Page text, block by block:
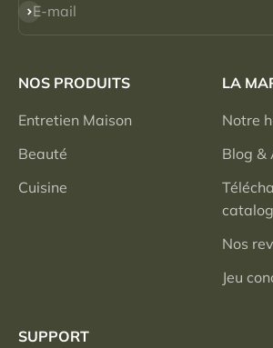
E-mail
S'inscrire
NOS PRODUITS
Entretien Maison
Beauté
Cuisine
LA
Notre
Blog &
Nos
Jeu
SUPPORT